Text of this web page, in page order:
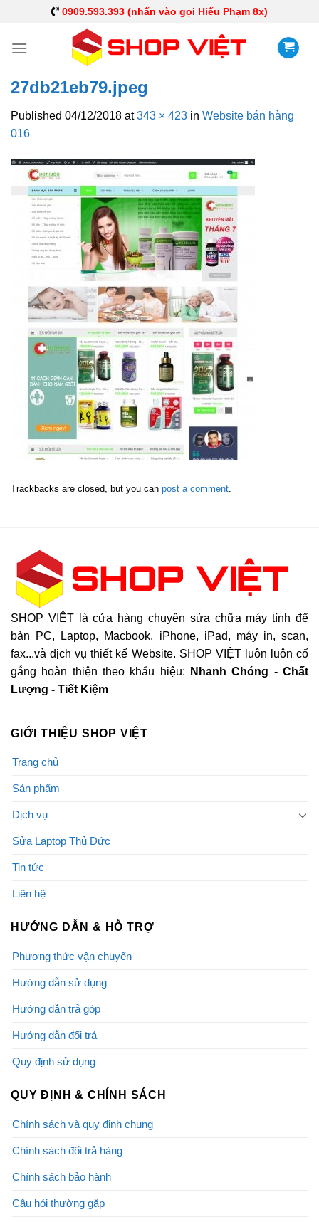
0909.593.393 (nhấn vào gọi Hiếu Phạm 8x)
27db21eb79.jpeg
Published 04/12/2018 at343 × 423 in Website bán hàng
016
Trackbacks are closed, but you can post a comment.
SHOP VIỆT là cửa hàng chuyên sửa chữa máy tính để
bàn PC, Laptop, Macbook, iPhone, iPad, máy in, scan,
fax...và dịch vụ thiết kế Website. SHOP VIỆT luôn luôn cố
gắng hoàn thiện theo khẩu hiệu:
Nhanh Chóng - Chất
Lượng - Tiết Kiệm
GIỚI THIỆU SHOP VIỆT
Trang chủ
Sản phẩm
Dịch vụ
Sửa Laptop Thủ Đức
Tin tức
Liên hệ
HƯỚNG DẪN & HỖ TRỢ
Phương thức vận chuyển
Hướng dẫn sử dụng
Hướng dẫn trả góp
Hướng dẫn đổi trả
Quy định sử dụng
QUY ĐỊNH & CHÍNH SÁCH
Chính sách và quy định chung
Chính sách đổi trả hàng
Chính sách bảo hành
Câu hỏi thường gặp